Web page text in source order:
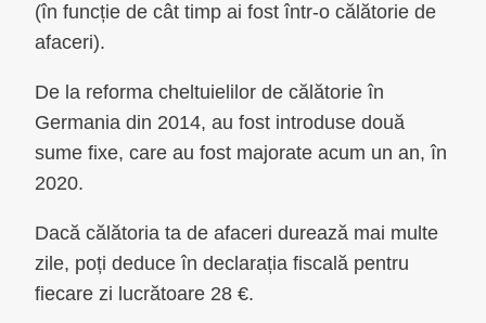
(în funcție de cât timp ai fost într-o călătorie de
afaceri).
De la reforma cheltuielilor de călătorie în
Germania din 2014, au fost introduse două
sume fixe, care au fost majorate acum un an, în
2020.
Dacă călătoria ta de afaceri durează mai multe
zile, poți deduce în declarația fiscală pentru
fiecare zi lucrătoare 28 €.